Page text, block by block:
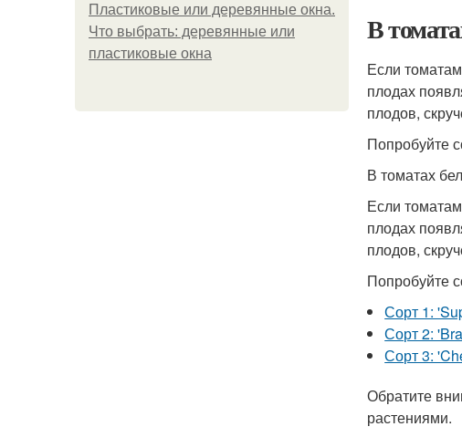
Пластиковые или деревянные окна.
Что выбрать: деревянные или
пластиковые окна
В
Если
плодах
плодов,
Попробуйте
В томатах
Если
плодах
плодов,
Попробуйте
Сорт 1:
Сорт 2:
Сорт 3:
Обратите
растениями.